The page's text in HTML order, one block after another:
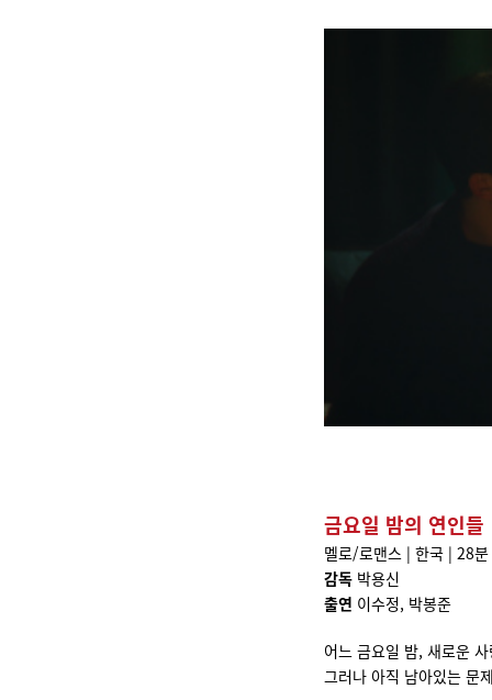
금요일 밤의 연인들
멜로/로맨스 | 한국 | 28
감독 박용신
출연 이수정, 박봉준
어느 금요일 밤, 새로운
그러나 아직 남아있는 문